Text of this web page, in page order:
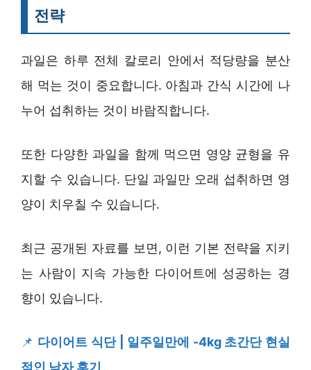
전략
과일은 하루 전체 칼로리 안에서 적당량을 분산
해 먹는 것이 중요합니다. 아침과 간식 시간에 나
누어 섭취하는 것이 바람직합니다.
또한 다양한 과일을 함께 먹으면 영양 균형을 유
지할 수 있습니다. 단일 과일만 오래 섭취하면 영
양이 치우칠 수 있습니다.
최근 공개된 자료를 보면, 이런 기본 전략을 지키
는 사람이 지속 가능한 다이어트에 성공하는 경
향이 있습니다.
📌 다이어트 식단 | 일주일만에 -4kg 초간단 현실
적인 남자 후기